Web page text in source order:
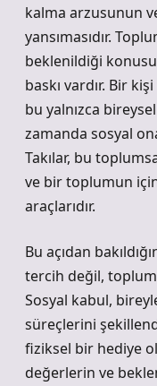
kalma arzusunun
yansımasıdır.
beklenildiği
baskı vardır. Bir
bu yalnızca
zamanda sosyal
Takılar, bu
ve bir toplumun
araçlarıdır.
Bu açıdan
tercih değil,
Sosyal kabul,
süreçlerini
fiziksel bir hediye
değerlerin ve